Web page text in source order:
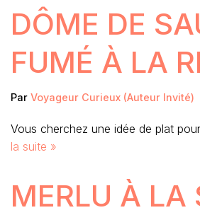
DÔME DE
FUMÉ À LA
Par Voyageur Curieux (Auteur Invité)
Vous cherchez une idée de plat
la suite »
MERLU À LA